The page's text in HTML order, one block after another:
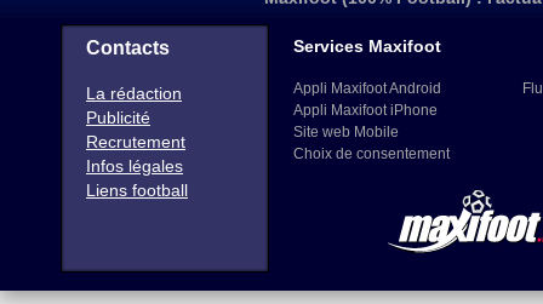
Contacts
La rédaction
Publicité
Recrutement
Infos légales
Liens football
Services Maxifoot
Appli Maxifoot Android
Appli Maxifoot iPhone
Site web Mobile
Choix de consentement